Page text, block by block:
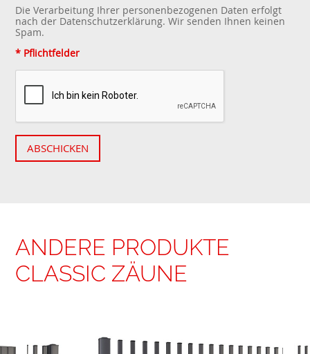
Die Verarbeitung Ihrer personenbezogenen Daten erfolgt
nach der Datenschutzerklärung. Wir senden Ihnen keinen
Spam.
* Pflichtfelder
ABSCHICKEN
ANDERE PRODUKTE
CLASSIC ZÄUNE